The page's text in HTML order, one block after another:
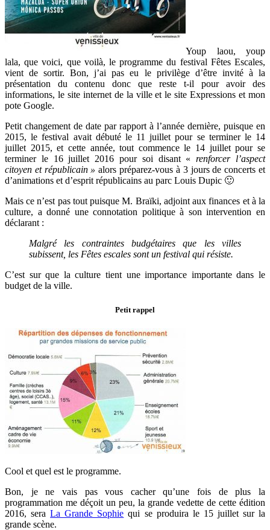
Youp laou, youp
lala, que voici, que voilà, le programme du festival Fêtes Escales,
vient de sortir. Bon, j’ai pas eu le privilège d’être invité à la
présentation du contenu donc que reste t-il pour avoir des
informations, le site internet de la ville et le site Expressions et mon
pote Google.
Petit changement de date par rapport à l’année dernière, puisque en
2015, le festival avait débuté le 11 juillet pour se terminer le 14
juillet 2015, et cette année, tout commence le 14 juillet pour se
terminer le 16 juillet 2016 pour soi disant «renforcer l’aspect
citoyen et républicain »alors préparez-vous à 3 jours de concerts et
d’animations et d’esprit républicains au parc Louis Dupic 🙂
Mais ce n’est pas tout puisque M. Braïki, adjoint aux finances et à la
culture, a donné une connotation politique à son intervention en
déclarant :
Malgré les contraintes budgétaires que les villes
subissent, les Fêtes escales sont un festival qui résiste.
C’est sur que la culture tient une importance importante dans le
budget de la ville.
Petit rappel
Cool et quel est le programme.
Bon, je ne vais pas vous cacher qu’une fois de plus la
programmation me déçoit un peu, la grande vedette de cette édition
2016, seraLa Grande Sophie qui se produira le 15 juillet sur la
grande scène.